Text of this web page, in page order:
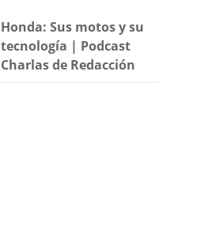
Honda: Sus motos y su
tecnología | Podcast
Charlas de Redacción